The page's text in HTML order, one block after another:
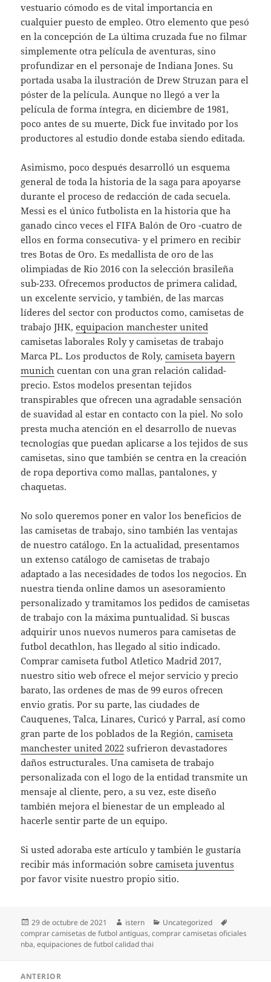
vestuario cómodo es de vital importancia en
cualquier puesto de empleo. Otro elemento que pesó
en la concepción de La última cruzada fue no filmar
simplemente otra película de aventuras, sino
profundizar en el personaje de Indiana Jones. Su
portada usaba la ilustración de Drew Struzan para el
póster de la película. Aunque no llegó a ver la
película de forma íntegra, en diciembre de 1981,
poco antes de su muerte, Dick fue invitado por los
productores al estudio donde estaba siendo editada.
Asimismo, poco después desarrolló un esquema
general de toda la historia de la saga para apoyarse
durante el proceso de redacción de cada secuela.
Messi es el único futbolista en la historia que ha
ganado cinco veces el FIFA Balón de Oro -cuatro de
ellos en forma consecutiva- y el primero en recibir
tres Botas de Oro. Es medallista de oro de las
olimpiadas de Rio 2016 con la selección brasileña
sub-233. Ofrecemos productos de primera calidad,
un excelente servicio, y también, de las marcas
líderes del sector con productos como, camisetas de
trabajo JHK,equipacion manchester united
camisetas laborales Roly y camisetas de trabajo
Marca PL. Los productos de Roly,camiseta bayern
munich cuentan con una gran relación calidad-
precio. Estos modelos presentan tejidos
transpirables que ofrecen una agradable sensación
de suavidad al estar en contacto con la piel. No solo
presta mucha atención en el desarrollo de nuevas
tecnologías que puedan aplicarse a los tejidos de sus
camisetas, sino que también se centra en la creación
de ropa deportiva como mallas, pantalones, y
chaquetas.
No solo queremos poner en valor los beneficios de
las camisetas de trabajo, sino también las ventajas
de nuestro catálogo. En la actualidad, presentamos
un extenso catálogo de camisetas de trabajo
adaptado a las necesidades de todos los negocios. En
nuestra tienda online damos un asesoramiento
personalizado y tramitamos los pedidos de camisetas
de trabajo con la máxima puntualidad. Si buscas
adquirir unos nuevos numeros para camisetas de
futbol decathlon, has llegado al sitio indicado.
Comprar camiseta futbol Atletico Madrid 2017,
nuestro sitio web ofrece el mejor servicio y precio
barato, las ordenes de mas de 99 euros ofrecen
envio gratis. Por su parte, las ciudades de
Cauquenes, Talca, Linares, Curicó y Parral, así como
gran parte de los poblados de la Región,camiseta
manchester united 2022 sufrieron devastadores
daños estructurales. Una camiseta de trabajo
personalizada con el logo de la entidad transmite un
mensaje al cliente, pero, a su vez, este diseño
también mejora el bienestar de un empleado al
hacerle sentir parte de un equipo.
Si usted adoraba este artículo y también le gustaría
recibir más información sobrecamiseta juventus
por favor visite nuestro propio sitio.
Publicado
el
29 de octubre de 2021 Autor
istern Categorías
Uncategorized
comprar camisetas de futbol antiguas,comprar camisetas oficiales
nba,equipaciones de futbol calidad thai
ANTERIOR